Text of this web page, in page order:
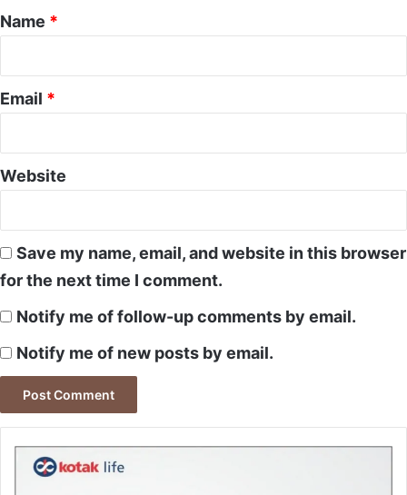
*
Name *
Email *
Website
Save my name, email, and website in this browser
for the next time I comment.
Notify me of follow-up comments by email.
Notify me of new posts by email.